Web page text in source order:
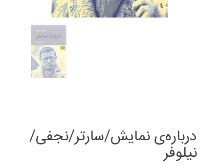
درباره‌ی نمایش/سارتر/نجفی/
نیلوفر